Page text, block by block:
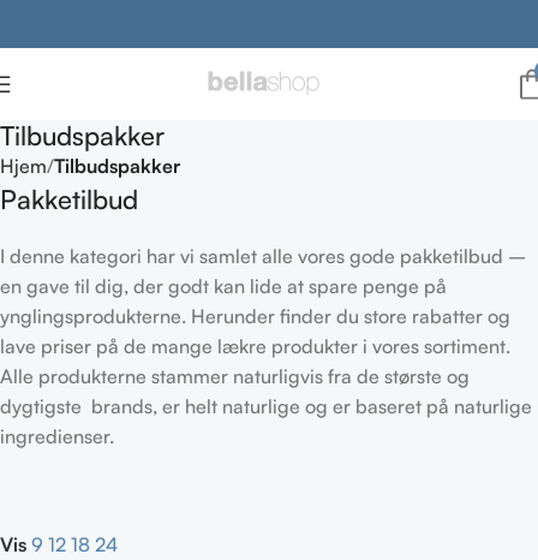
Tilbudspakker
Hjem Tilbudspakker
Pakketilbud
I denne kategori har vi samlet alle vores gode pakketilbud –
en gave til dig, der godt kan lide at spare penge på
ynglingsprodukterne. Herunder finder du store rabatter og
lave priser på de mange lækre produkter i vores sortiment.
Alle produkterne stammer naturligvis fra de største og
dygtigste brands, er helt naturlige og er baseret på naturlige
ingredienser.
Vis 9 12 18 24